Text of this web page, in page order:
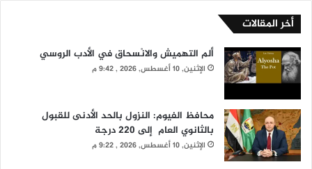
أخر المقالات
ألم التهميش والانْسحاق في الأدب الروسي
الإثنين, 10 أغسطس, 2026 , 9:42 م
محافظ الفيوم: النزول بالحد الأدنى للقبول
بالثانوي العام إلى 220 درجة
الإثنين, 10 أغسطس, 2026 , 9:22 م